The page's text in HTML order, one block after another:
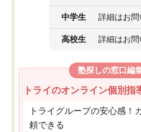
中学生 詳細はお
高校生 詳細はお
塾探しの窓口編
トライのオンライン個別指
トライグループの安心感！
頼できる